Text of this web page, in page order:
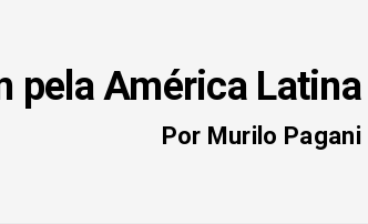
pela América Latina
Por Murilo Pagani